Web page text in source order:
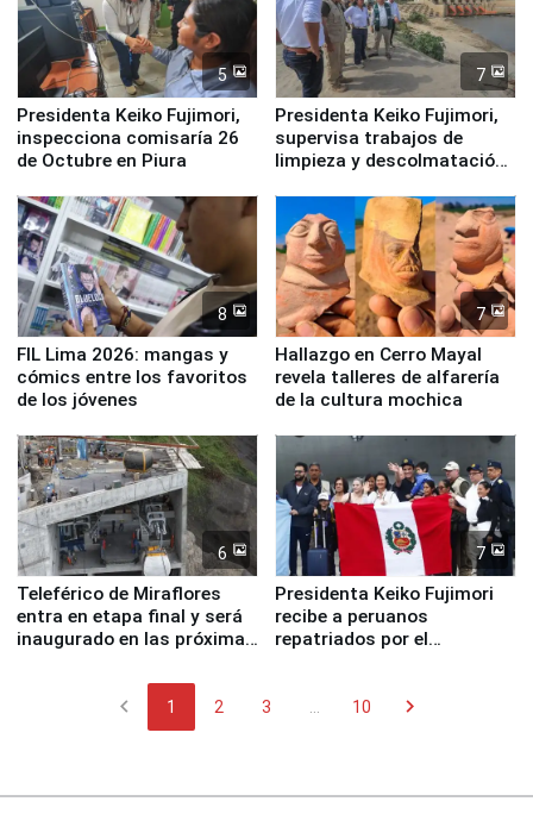
5
Presidenta Keiko Fujimori,
inspecciona comisaría 26
de Octubre en Piura
7
Presidenta Keiko Fujimori,
supervisa trabajos de
limpieza y descolmatación
8
FIL Lima 2026: mangas y
cómics entre los favoritos
de los jóvenes
7
Hallazgo en Cerro Mayal
revela talleres de alfarería
de la cultura mochica
6
Teleférico de Miraflores
entra en etapa final y será
inaugurado en las próximas
7
Presidenta Keiko Fujimori
recibe a peruanos
repatriados por el
chevron_left 1 2 3 10 chevron_right